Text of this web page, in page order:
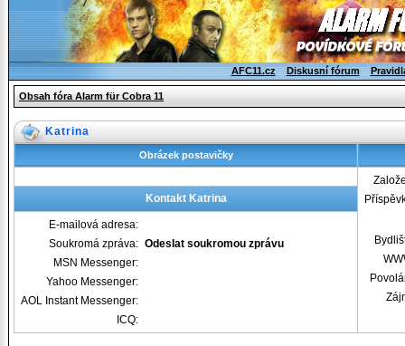
AFC11.cz Diskusní fórum
Obsah fóra Alarm für Cobra 11
Katrina
Obrázek postavičky
Kontakt Katrina
E-mailová adresa:
Soukromá zpráva: Odeslat soukromou zprávu
MSN Messenger:
Yahoo Messenger:
AOL Instant Messenger:
ICQ: